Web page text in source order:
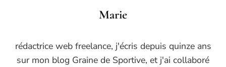
Marie
rédactrice web freelance, j'écris depuis quinze ans
sur mon blog Graine de Sportive, et j'ai collaboré